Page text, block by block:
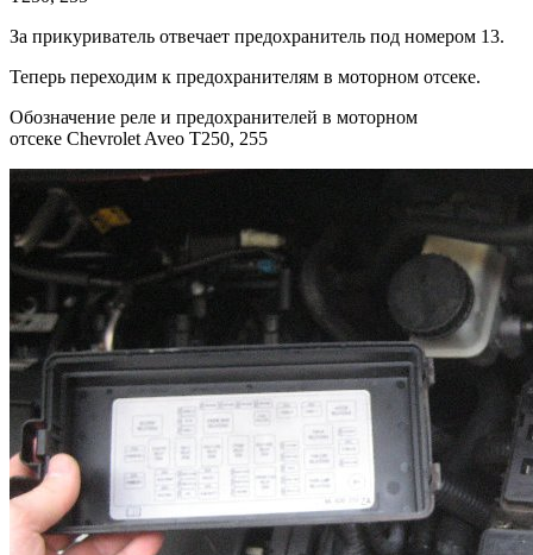
За прикуриватель отвечает предохранитель под номером 13.
Теперь переходим к предохранителям в моторном отсеке.
Обозначение реле и предохранителей в моторном
отсеке Chevrolet Aveo T250, 255